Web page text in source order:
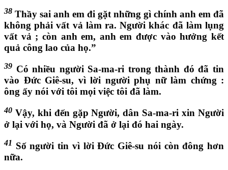
38 Thầy sai anh em đi gặt những gì chính anh em đã
không phải vất vả làm ra. Người khác đã làm lụng
vất vả ; còn anh em, anh em được vào hưởng kết
quả công lao của họ.”
39 Có nhiều người Sa-ma-ri trong thành đó đã tin
vào Đức Giê-su, vì lời người phụ nữ làm chứng :
ông ấy nói với tôi mọi việc tôi đã làm.
40 Vậy, khi đến gặp Người, dân Sa-ma-ri xin Người
ở lại với họ, và Người đã ở lại đó hai ngày.
41 Số người tin vì lời Đức Giê-su nói còn đông hơn
nữa.